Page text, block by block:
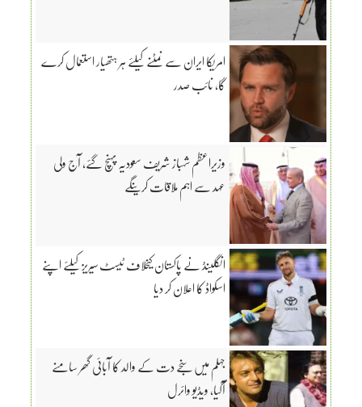
امریکا ایران سے نمٹنے کیلئے ہر ہتھیار استعمال کرے
گا، نائب صدر
وزیراعظم شہباز شریف سعودیہ پہنچ گئے، آج ولی
عہد سے اہم ملاقات کرینگے
انگلینڈ نے پاکستان کیخلاف ٹیسٹ سیریز کیلئے اپنے
اسکواڈ کا اعلان کر دیا
جہلم میں سنجے دت کے والد کا آبائی گھر سامنے
آگیا، ویڈیو وائرل